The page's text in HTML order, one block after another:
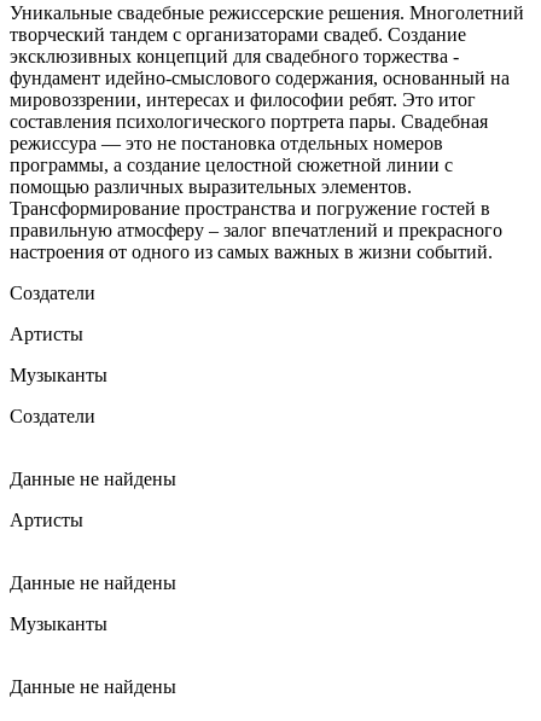
Уникальные свадебные режиссерские решения. Многолетний
творческий тандем с организаторами свадеб. Создание
эксклюзивных концепций для свадебного торжества -
фундамент идейно-смыслового содержания, основанный на
мировоззрении, интересах и философии ребят. Это итог
составления психологического портрета пары. Свадебная
режиссура — это не постановка отдельных номеров
программы, а создание целостной сюжетной линии с
помощью различных выразительных элементов.
Трансформирование пространства и погружение гостей в
правильную атмосферу – залог впечатлений и прекрасного
настроения от одного из самых важных в жизни событий.
Создатели
Артисты
Музыканты
Создатели
Данные не найдены
Артисты
Данные не найдены
Музыканты
Данные не найдены